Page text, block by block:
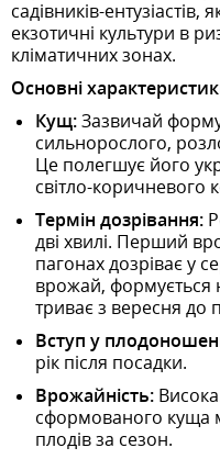
садівників-
екзотичні культури в
кліматичних зонах.
Основні
Кущ:Зазвичай
сильнорослого,
Це полегшує його
світло-коричневого
Термін дозрівання:
дві хвилі. Перший
пагонах дозріває у
врожай, формується
триває з вересня до
Вступ у
рік після посадки.
Врожайність:
сформованого куща
плодів за сезон.